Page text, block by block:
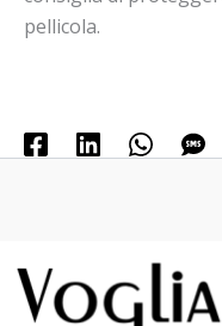
pellicola.